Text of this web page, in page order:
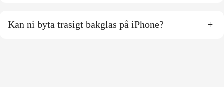
Kan ni byta trasigt bakglas på iPhone? +